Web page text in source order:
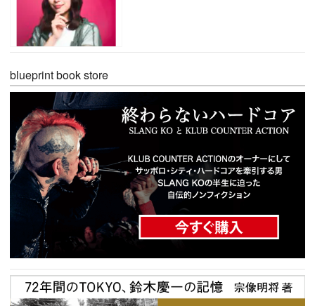
blueprint book store